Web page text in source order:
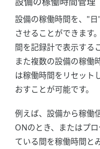
設備の稼働時間を、"
させることができます
間を記録計で表示する
また複数の設備の稼働
は稼働時間をリセット
おすことが可能です。
例えば、設備から稼働
ONのとき、またはプ
ている間を稼働時間と